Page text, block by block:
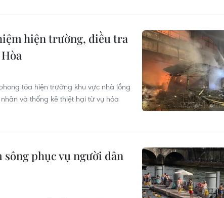
hiện trường, điều tra
tỏa hiện trường khu vực nhà lồng
và thống kê thiệt hại từ vụ hỏa
sông phục vụ người dân